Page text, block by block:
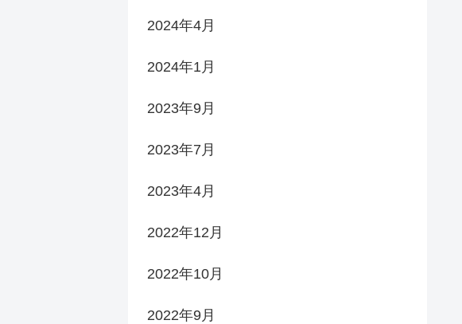
2024年4月
2024年1月
2023年9月
2023年7月
2023年4月
2022年12月
2022年10月
2022年9月